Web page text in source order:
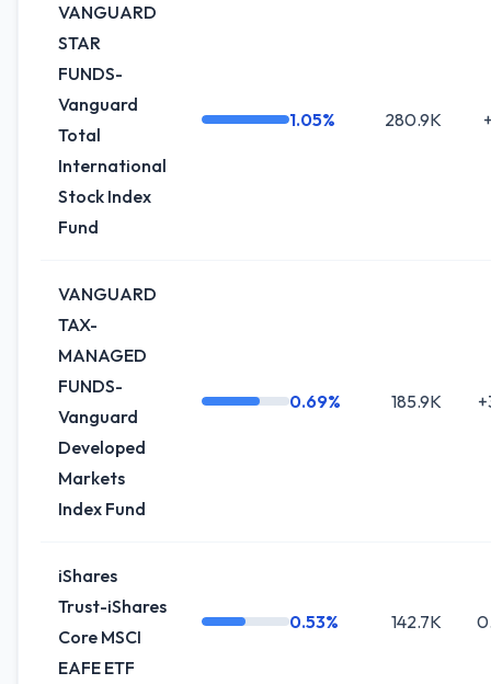
VANGUARD
STAR
FUNDS-
Vanguard
Total
International
Stock Index
Fund
1.05% 280.9K
VANGUARD
TAX-
MANAGED
FUNDS-
Vanguard
Developed
Markets
Index Fund
0.69% 185.9K
iShares
Trust-iShares
Core MSCI
EAFE ETF
0.53% 142.7K